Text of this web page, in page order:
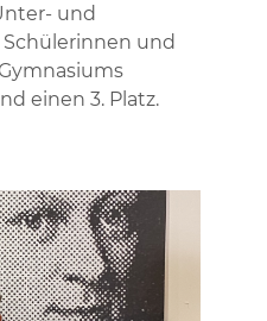
und
und
einen 3. Platz.